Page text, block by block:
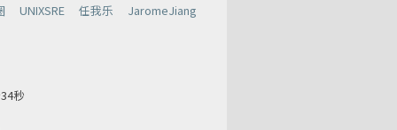
UNIXSRE 任我乐
JaromeJiang
秒